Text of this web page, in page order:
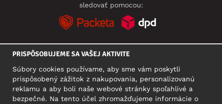
sledovať pomocou:
SÍDLO
PRISPÔSOBUJEME SA VAŠEJ AKTIVITE
Súbory cookies používame, aby sme vám poskytli
prispôsobený zážitok z nakupovania, personalizovanú
reklamu a aby boli naše webové stránky spoľahlivé a
bezpečné. Na tento účel zhromažďujeme informácie o